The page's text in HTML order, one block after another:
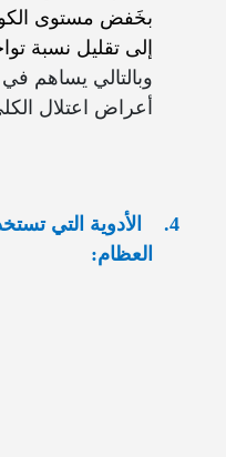
بخَفض مستوى
إلى تقليل نسبة
وبالتالي يساهم
أعراض اعتلال
4.
الأدوية التي
العظام: